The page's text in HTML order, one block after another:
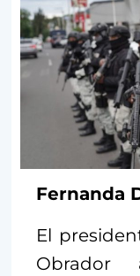
Fernanda
El
Obrador